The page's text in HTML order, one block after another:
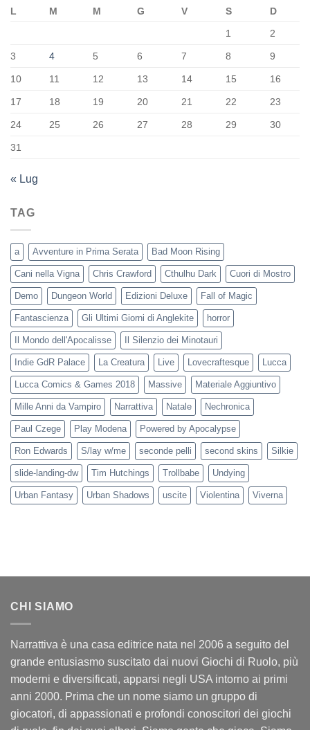
L M M G V S
D
1
2
3 4 5 6 7 8 9
10 11 12 13 14 15 16
17 18 19 20 21 22 23
24 25 26 27 28 29 30
31
« Lug
TAG
a Avventure in Prima Serata Bad Moon Rising
Cani nella Vigna Chris Crawford Cthulhu Dark Cuori di Mostro
Demo Dungeon World Edizioni Deluxe Fall of Magic
Fantascienza Gli Ultimi Giorni di Anglekite horror
Il Mondo dell'Apocalisse Il Silenzio dei Minotauri
Indie GdR Palace La Creatura Live Lovecraftesque Lucca
Lucca Comics & Games 2018 Massive Materiale Aggiuntivo
Mille Anni da Vampiro Narrattiva Natale Nechronica
Paul Czege Play Modena Powered by Apocalypse
Ron Edwards S/lay w/me seconde pelli second skins Silkie
slide-landing-dw Tim Hutchings Trollbabe Undying
Urban Fantasy Urban Shadows uscite Violentina Viverna
CHI SIAMO
Narrattiva è una casa editrice nata nel 2006 a seguito del
grande entusiasmo suscitato dai nuovi Giochi di Ruolo, più
moderni e diversificati, apparsi negli USA intorno ai primi
anni 2000. Prima che un nome siamo un gruppo di
giocatori, di appassionati e profondi conoscitori dei giochi